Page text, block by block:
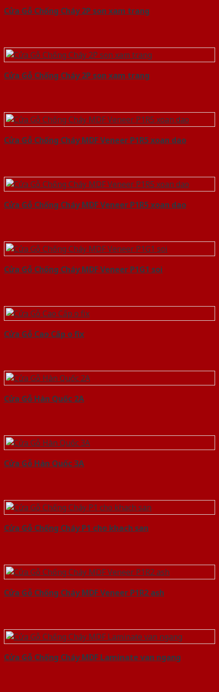
Cửa Gỗ Chống Cháy 2P son xam trang
Cửa Gỗ Chống Cháy 2P son xam trang
Cửa Gỗ Chống Cháy MDF Veneer P1R5 xoan dao
Cửa Gỗ Chống Cháy MDF Veneer P1R5 xoan dao
Cửa Gỗ Chống Cháy MDF Veneer P1G1 soi
Cửa Gỗ Cao Cấp o fix
Cửa Gỗ Hàn Quốc 2A
Cửa Gỗ Hàn Quốc 3A
Cửa Gỗ Chống Cháy P1 cho khach san
Cửa Gỗ Chống Cháy MDF Veneer P1R2 ash
Cửa Gỗ Chống Cháy MDF Laminate van ngang